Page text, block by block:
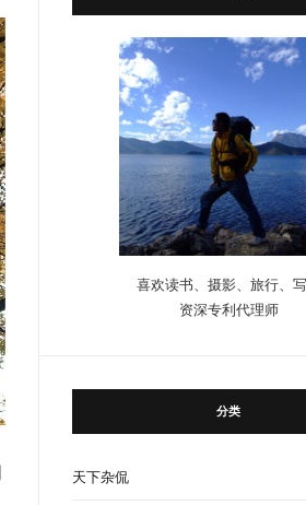
喜欢读书、摄影、旅行、
资深专利代理师
分类
天下杂侃